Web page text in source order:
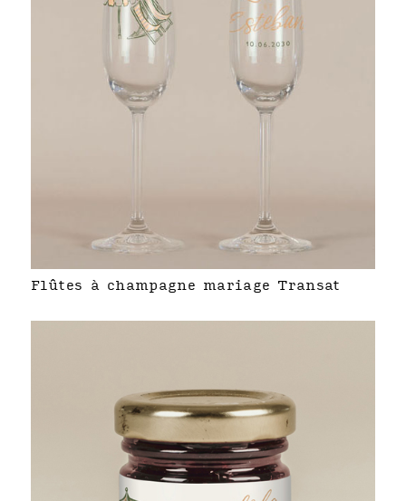
Flûtes à champagne mariage Transat